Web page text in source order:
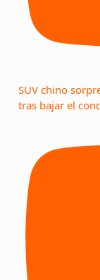
SUV chino
tras bajar el